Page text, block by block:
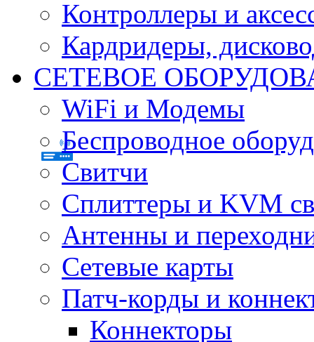
Контроллеры и
Кардридеры,
СЕТЕВОЕ
WiFi и Модемы
Беспроводное
Свитчи
Сплиттеры и KVM
Антенны и
Сетевые карты
Патч-корды и
Коннекторы